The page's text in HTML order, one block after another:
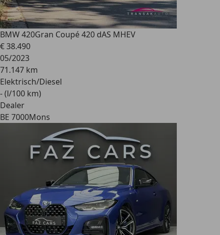
BMW 420Gran Coupé 420 dAS MHEV
€ 38.490
05/2023
71.147 km
Elektrisch/Diesel
- (l/100 km)
Dealer
BE 7000Mons